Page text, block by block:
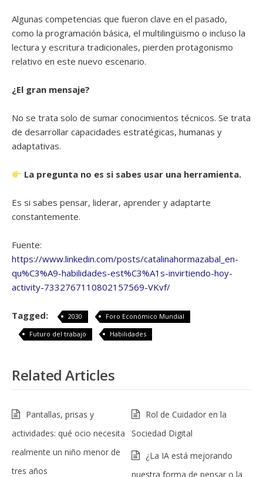
Algunas competencias que fueron clave en el pasado,
como la programación básica, el multilingüismo o incluso la
lectura y escritura tradicionales, pierden protagonismo
relativo en este nuevo escenario.
¿El gran mensaje?
No se trata solo de sumar conocimientos técnicos. Se trata
de desarrollar capacidades estratégicas, humanas y
adaptativas.
La pregunta no es si sabes usar una herramienta.
Es si sabes pensar, liderar, aprender y adaptarte
constantemente.
Fuente:
https://www.linkedin.com/posts/catalinahormazabal_en-
qu%C3%A9-habilidades-est%C3%A1s-invirtiendo-hoy-
activity-7332767110802157569-VKvf/
Tagged: 2030
Foro Económico Mundial
Futuro del trabajo
Habilidades
Related Articles
Pantallas, prisas y
actividades: qué ocio necesita
realmente un niño menor de
tres años
Rol de Cuidador en la
Sociedad Digital
¿La IA está mejorando
nuestra forma de pensar o la